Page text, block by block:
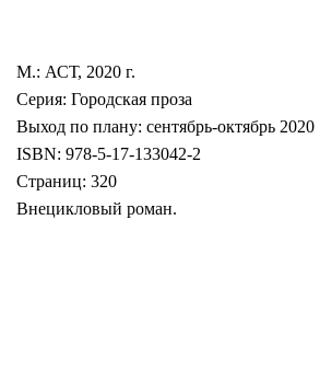
М.: АСТ, 2020 г.
Серия: Городская проза
Выход по плану: сентябрь-октябрь 2020
ISBN: 978-5-17-133042-2
Страниц: 320
Внецикловый роман.